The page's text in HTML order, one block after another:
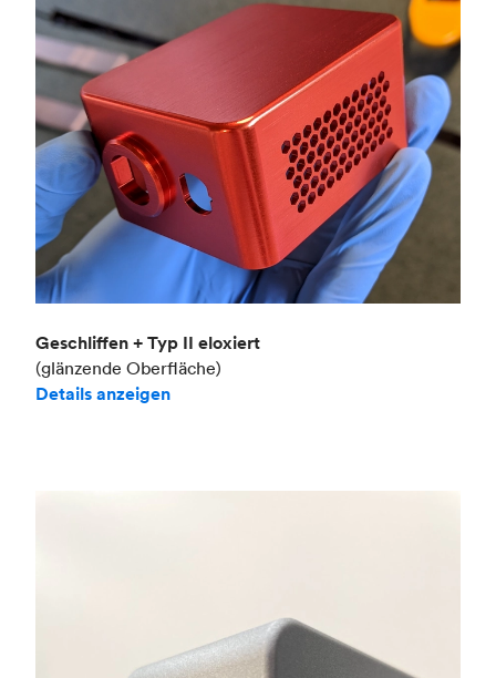
Geschliffen + Typ II eloxiert
(glänzende Oberfläche)
Details anzeigen